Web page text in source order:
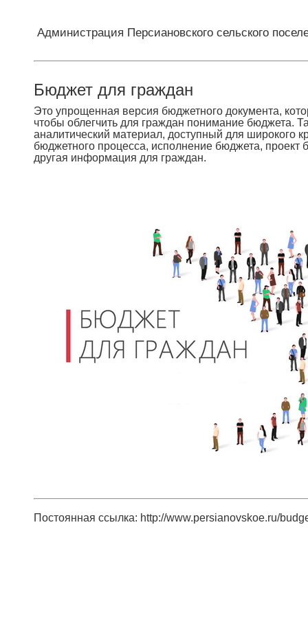
Администрация Персиановского сельского
Бюджет для граждан
Это упрощенная версия бюджетного документа,
чтобы облегчить для граждан понимание бюджета.
аналитический материал, доступный для широкого
бюджетного процесса, исполнение бюджета,
другая информация для граждан.
Постоянная ссылка: http://www.persianovskoe.ru/